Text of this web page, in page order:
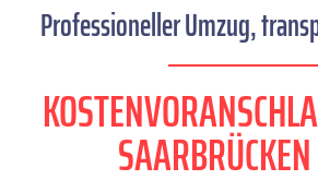
Professioneller Umzug,